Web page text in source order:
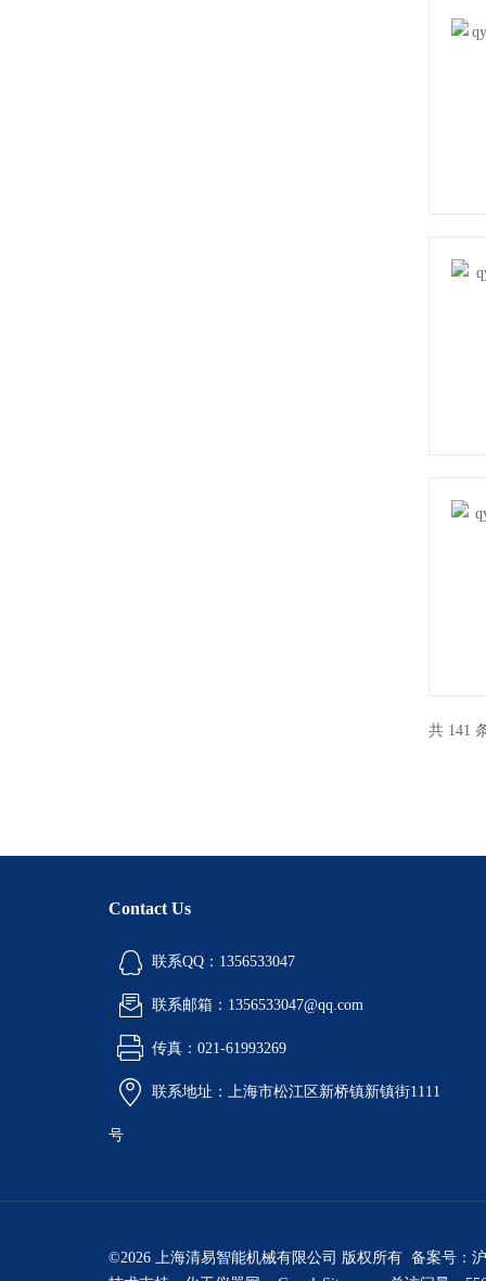
共 141
Contact Us
联系QQ：1356533047
联系邮箱：1356533047@qq.com
传真：021-61993269
联系地址：上海市松江区新桥镇新镇街1111
号
©2026 上海清易智能机械有限公司 版权所有 备案号：